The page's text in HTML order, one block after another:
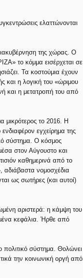
ελαττώνονται
της χώρας. Ο
το κόμμα εισέρχεται σε
Τα κοστούμια έχουν
και η λογική του «ώριμου
και η μετατροπή του από
μικρότερος το 2016. Η
εγχείρημα της
σύστημα. Ο κόσμος
στον Αύγουστο και
καθημερινά από το
αδιάβαστα νομοσχέδια
ως σωτήρες (και αυτοί)
αριστερά: η κάμψη του
κεφάλια. Ήρθε από
πολιτικό σύστημα. Θολώνει
την κοινωνική οργή από